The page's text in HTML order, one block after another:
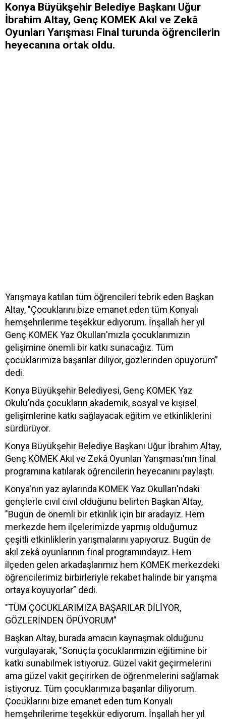
Konya Büyükşehir Belediye Başkanı Uğur
İbrahim Altay, Genç KOMEK Akıl ve Zekâ
Oyunları Yarışması Final turunda öğrencilerin
heyecanına ortak oldu.
Yarışmaya katılan tüm öğrencileri tebrik eden Başkan
Altay, "Çocuklarını bize emanet eden tüm Konyalı
hemşehrilerime teşekkür ediyorum. İnşallah her yıl
Genç KOMEK Yaz Okulları'mızla çocuklarımızın
gelişimine önemli bir katkı sunacağız. Tüm
çocuklarımıza başarılar diliyor, gözlerinden öpüyorum”
dedi.
Konya Büyükşehir Belediyesi, Genç KOMEK Yaz
Okulu'nda çocukların akademik, sosyal ve kişisel
gelişimlerine katkı sağlayacak eğitim ve etkinliklerini
sürdürüyor.
Konya Büyükşehir Belediye Başkanı Uğur İbrahim Altay,
Genç KOMEK Akıl ve Zekâ Oyunları Yarışması'nın final
programına katılarak öğrencilerin heyecanını paylaştı.
Konya'nın yaz aylarında KOMEK Yaz Okulları'ndaki
gençlerle cıvıl cıvıl olduğunu belirten Başkan Altay,
"Bugün de önemli bir etkinlik için bir aradayız. Hem
merkezde hem ilçelerimizde yapmış olduğumuz
çeşitli etkinliklerin yarışmalarını yapıyoruz. Bugün de
akıl zekâ oyunlarının final programındayız. Hem
ilçeden gelen arkadaşlarımız hem KOMEK merkezdeki
öğrencilerimiz birbirleriyle rekabet halinde bir yarışma
ortaya koyuyorlar” dedi.
"TÜM ÇOCUKLARIMIZA BAŞARILAR DİLİYOR,
GÖZLERİNDEN ÖPÜYORUM”
Başkan Altay, burada amacın kaynaşmak olduğunu
vurgulayarak, "Sonuçta çocuklarımızın eğitimine bir
katkı sunabilmek istiyoruz. Güzel vakit geçirmelerini
ama güzel vakit geçirirken de öğrenmelerini sağlamak
istiyoruz. Tüm çocuklarımıza başarılar diliyorum.
Çocuklarını bize emanet eden tüm Konyalı
hemşehrilerime teşekkür ediyorum. İnşallah her yıl